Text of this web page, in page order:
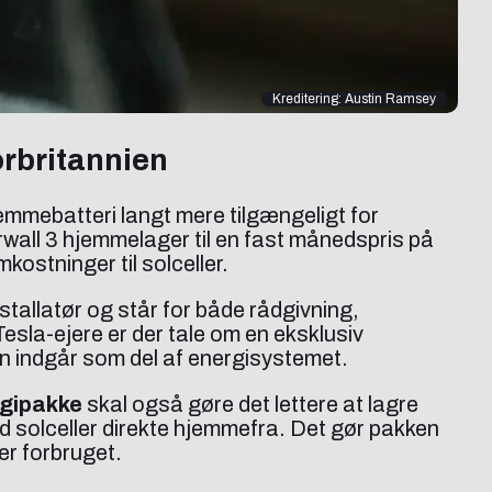
Kreditering: Austin Ramsey
langt mere tilgængeligt for
3 hjemmelager til en fast månedspris på
til solceller.
og står for både rådgivning,
ejere er der tale om en eksklusiv
indgår som del af energisystemet.
skal også gøre det lettere at lagre
solceller direkte hjemmefra. Det gør pakken
forbruget.